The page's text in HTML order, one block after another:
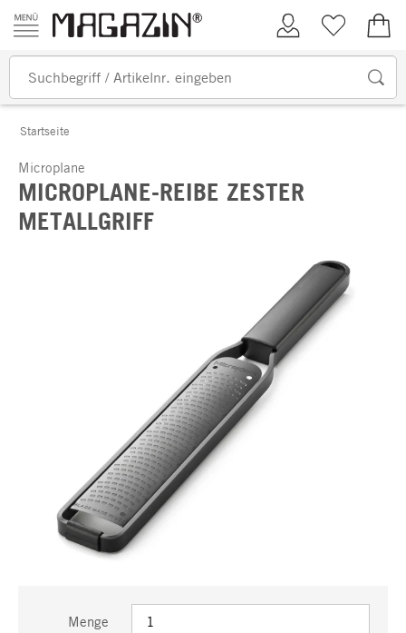
Zum Inhalt springen
Kundenkonto
Merkliste
Startseite
Microplane
MICROPLANE-REIBE ZESTER
METALLGRIFF
Menge